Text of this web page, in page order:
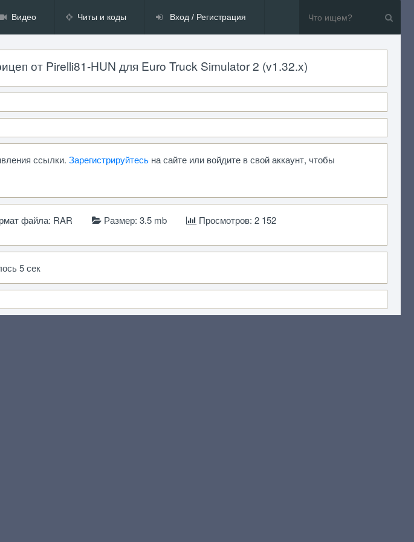
Видео Читы и коды Вход / Регистрация
от Pirelli81-HUN для Euro Truck Simulator 2 (v1.32.x)
ссылки. Зарегистрируйтесьна сайте или войдите в свой аккаунт, чтобы
файла: RAR Размер: 3.5 mb Просмотров: 2 152
5 сек